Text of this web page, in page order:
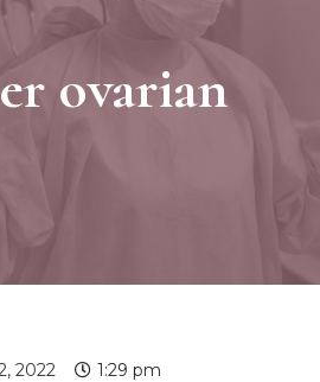
ovarian
2022
1:29 pm